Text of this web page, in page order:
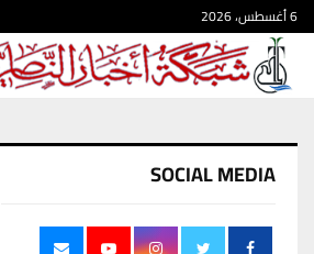
6 أغسطس، 2026
SOCIAL MEDIA